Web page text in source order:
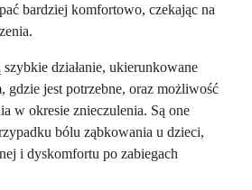
bardziej komfortowo, czekając na
działanie, ukierunkowane
gdzie jest potrzebne, oraz możliwość
w okresie znieczulenia. Są one
bólu ząbkowania u dzieci,
i dyskomfortu po zabiegach